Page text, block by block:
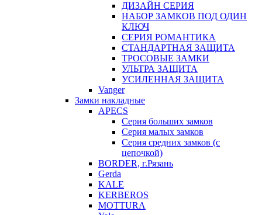
ДИЗАЙН СЕРИЯ
НАБОР ЗАМКОВ ПОД ОДИН
КЛЮЧ
СЕРИЯ РОМАНТИКА
СТАНДАРТНАЯ ЗАЩИТА
ТРОСОВЫЕ ЗАМКИ
УЛЬТРА ЗАЩИТА
УСИЛЕННАЯ ЗАЩИТА
Vanger
Замки накладные
APECS
Серия больших замков
Серия малых замков
Серия средних замков (с
цепочкой)
BORDER, г.Рязань
Gerda
KALE
KERBEROS
MOTTURA